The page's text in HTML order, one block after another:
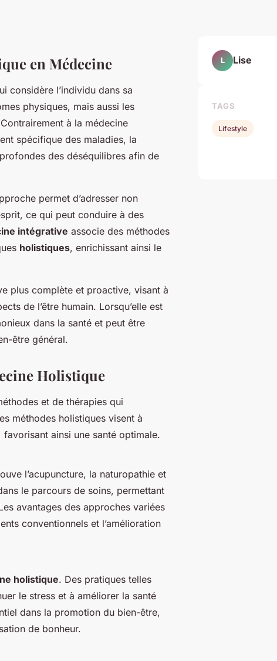
en Médecine
considère l’individu dans sa
physiques, mais aussi les
à la médecine
spécifique des maladies, la
des déséquilibres afin de
permet d’adresser non
ce qui peut conduire à des
intégrative associe des méthodes
holistiques, enrichissant ainsi le
plus complète et proactive, visant à
de l’être humain. Lorsqu’elle est
dans la santé et peut être
être général.
Holistique
et de thérapies qui
méthodes holistiques visent à
ainsi une santé optimale.
l’acupuncture, la naturopathie et
le parcours de soins, permettant
avantages des approches variées
conventionnels et l’amélioration
holistique. Des pratiques telles
le stress et à améliorer la santé
dans la promotion du bien-être,
de bonheur.
L Lise
TAGS
Lifestyle